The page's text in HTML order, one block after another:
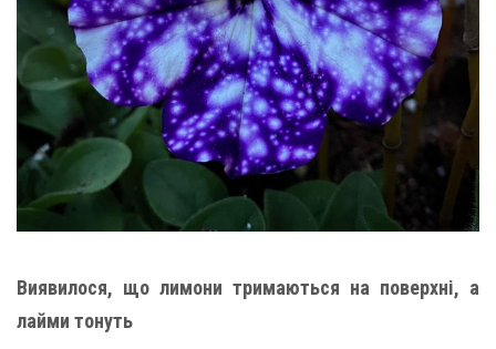
Виявилося, що лимони тримаються на поверхні, а
лайми тонуть